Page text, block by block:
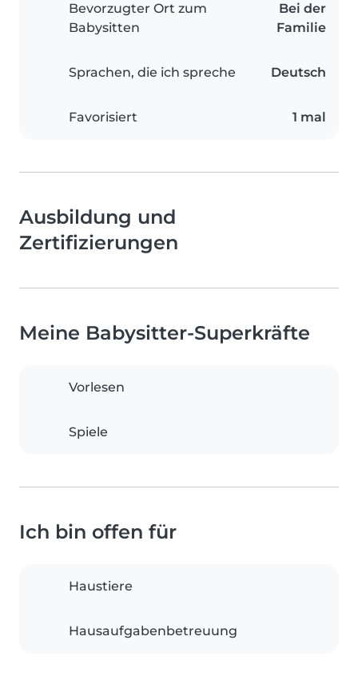
Bevorzugter Ort zum
Babysitten
Bei der
Familie
Sprachen, die ich spreche Deutsch
Favorisiert 1 mal
Ausbildung und
Zertifizierungen
Meine Babysitter-Superkräfte
Vorlesen
Spiele
Ich bin offen für
Haustiere
Hausaufgabenbetreuung